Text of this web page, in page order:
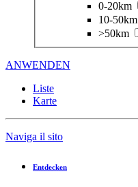
0-20km
10-50km
>50km
ANWENDEN
Liste
Karte
Naviga il sito
Entdecken